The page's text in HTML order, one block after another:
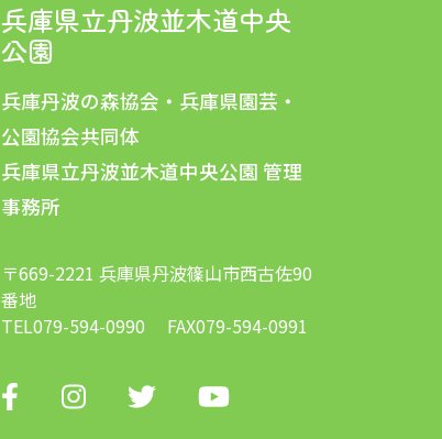
兵庫県立丹波並木道中央
公園
兵庫丹波の森協会・兵庫県園芸・
公園協会共同体
兵庫県立丹波並木道中央公園 管理
事務所
〒669-2221 兵庫県丹波篠山市西古佐90
番地
TEL079-594-0990 FAX079-594-0991